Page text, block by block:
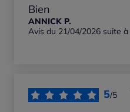
Les plus anciens
Bien
ANNICK P.
Avis du 21/04/2026 suite
5/5